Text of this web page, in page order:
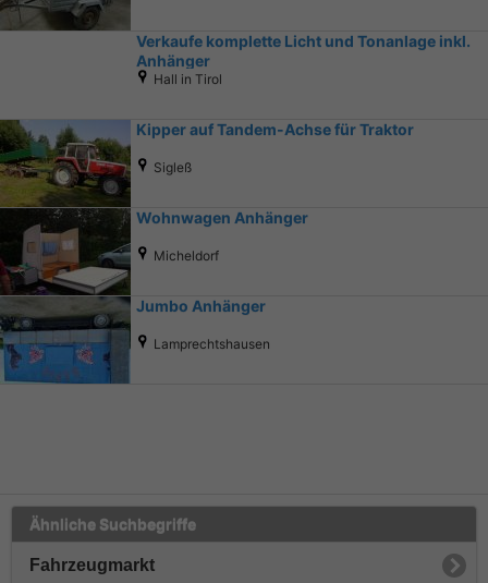
Verkaufe komplette Licht und Tonanlage inkl.
Anhänger
Hall in Tirol
Kipper auf Tandem-Achse für Traktor
Sigleß
Wohnwagen Anhänger
Micheldorf
Jumbo Anhänger
Lamprechtshausen
Ähnliche Suchbegriffe
Fahrzeugmarkt